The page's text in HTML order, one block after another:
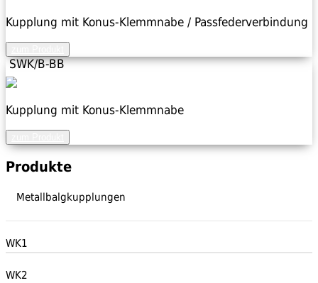
Kupplung mit Konus-Klemmnabe / Passfederverbindung
SWK/B-BB
Kupplung mit Konus-Klemmnabe
Produkte
Metallbalgkupplungen
WK1
WK2